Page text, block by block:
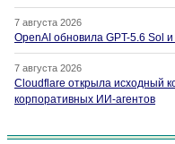
7 августа 2026
OpenAI обновила GPT-5.6 Sol
7 августа 2026
Cloudflare открыла исходный
корпоративных ИИ-агентов